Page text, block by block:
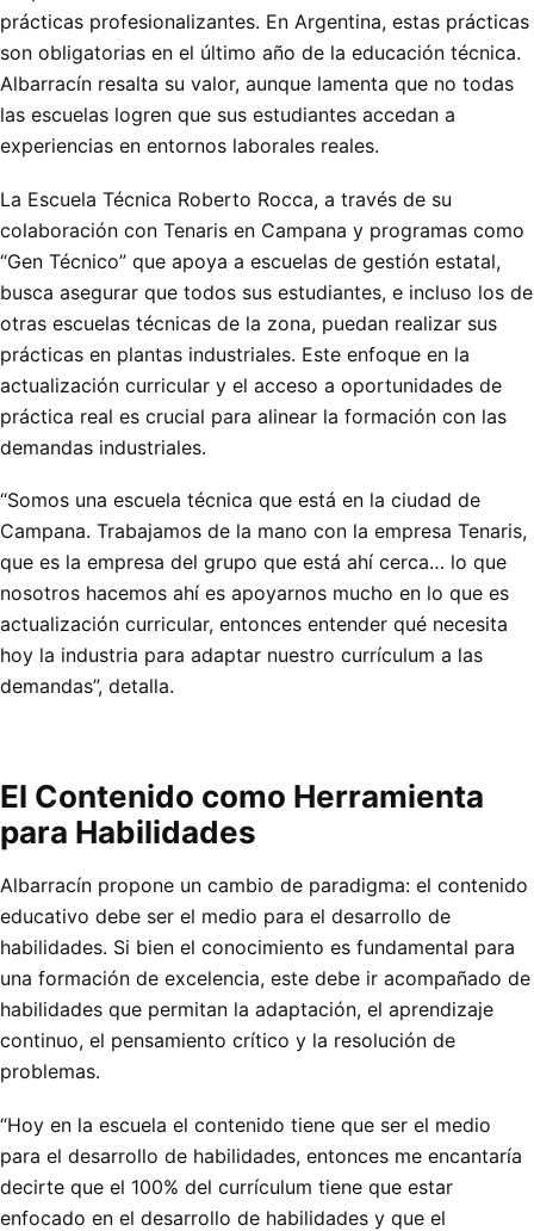
prácticas profesionalizantes. En Argentina, estas prácticas
son obligatorias en el último año de la educación técnica.
Albarracín resalta su valor, aunque lamenta que no todas
las escuelas logren que sus estudiantes accedan a
experiencias en entornos laborales reales.
La Escuela Técnica Roberto Rocca, a través de su
colaboración con Tenaris en Campana y programas como
“Gen Técnico” que apoya a escuelas de gestión estatal,
busca asegurar que todos sus estudiantes, e incluso los de
otras escuelas técnicas de la zona, puedan realizar sus
prácticas en plantas industriales. Este enfoque en la
actualización curricular y el acceso a oportunidades de
práctica real es crucial para alinear la formación con las
demandas industriales.
“Somos una escuela técnica que está en la ciudad de
Campana. Trabajamos de la mano con la empresa Tenaris,
que es la empresa del grupo que está ahí cerca… lo que
nosotros hacemos ahí es apoyarnos mucho en lo que es
actualización curricular, entonces entender qué necesita
hoy la industria para adaptar nuestro currículum a las
demandas”, detalla.
El Contenido como Herramienta
para Habilidades
Albarracín propone un cambio de paradigma: el contenido
educativo debe ser el medio para el desarrollo de
habilidades. Si bien el conocimiento es fundamental para
una formación de excelencia, este debe ir acompañado de
habilidades que permitan la adaptación, el aprendizaje
continuo, el pensamiento crítico y la resolución de
problemas.
“Hoy en la escuela el contenido tiene que ser el medio
para el desarrollo de habilidades, entonces me encantaría
decirte que el 100% del currículum tiene que estar
enfocado en el desarrollo de habilidades y que el